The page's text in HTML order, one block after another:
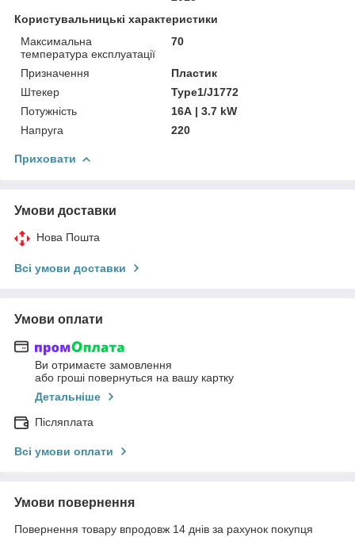
Користувальницькі характеристики
Максимальна
температура експлуатації
70
Призначення
Пластик
Штекер
Type1/J1772
Потужність
16А | 3.7 kW
Напруга
220
Приховати
Умови доставки
Нова Пошта
Всі умови доставки
Умови оплати
Ви отримаєте замовлення
або гроші повернуться на вашу картку
Детальніше
Післяплата
Всі умови оплати
Умови повернення
Повернення товару впродовж 14 днів за рахунок покупця